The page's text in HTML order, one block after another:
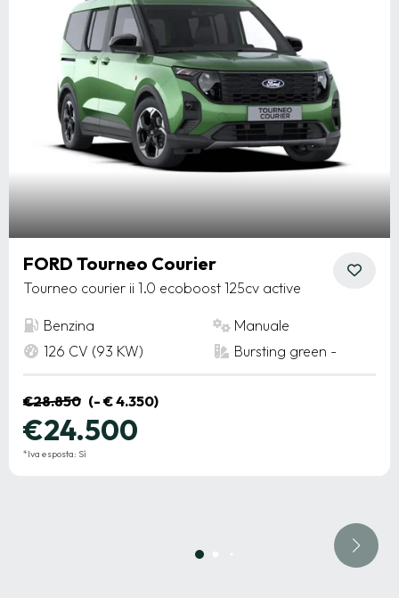
FORD Tourneo Courier
Tourneo courier ii 1.0 ecoboost 125cv active
Benzina
Manuale
126 CV (93 KW)
Bursting green -
€28.850 (- € 4.350)
€24.500
*Iva esposta: Sì